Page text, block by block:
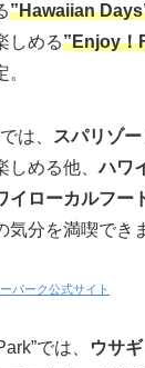
”Hawaiian
しめる”Enjoy！
は、
スパリゾ
しめる他、ハワ
イローカルフー
気分を満喫でき
パーク公式サイト
では、
ウサ